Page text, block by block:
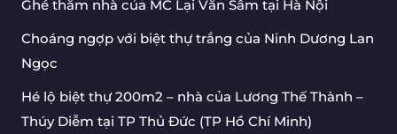
Ghé thăm nhà của MC Lại Văn Sâm tại Hà Nội
Choáng ngợp với biệt thự trắng của Ninh Dương Lan
Ngọc
Hé lộ biệt thự 200m2 – nhà của Lương Thế Thành –
Thúy Diễm tại TP Thủ Đức (TP Hồ Chí Minh)